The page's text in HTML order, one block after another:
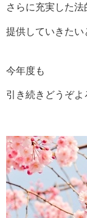
さらに充実した
提供していきたい
今年度も
引き続きどうぞよ